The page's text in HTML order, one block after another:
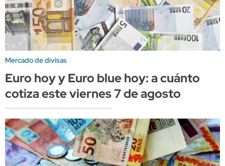
Mercado de divisas
Euro hoy y Euro blue hoy: a cuánto
cotiza este viernes 7 de agosto